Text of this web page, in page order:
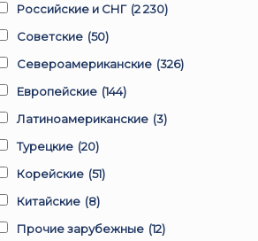
Российские и СНГ (2 230)
Советские (50)
Североамериканские (326)
Европейские (144)
Латиноамериканские (3)
Турецкие (20)
Корейские (51)
Китайские (8)
Прочие зарубежные (12)